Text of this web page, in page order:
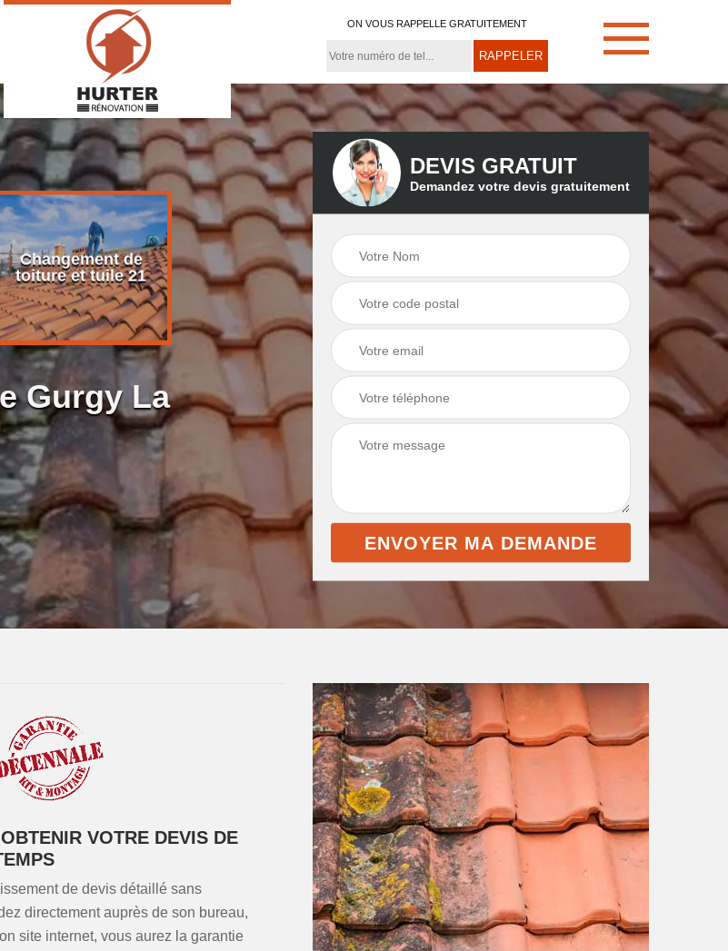
ON VOUS RAPPELLE GRATUITEMENT
Changement de
toiture et tuile 21
Rénovation de
toiture 21
Démoussage de
toiture 21
Couvreur zingueur
21
Gurgy La
DEVIS GRATUIT
Demandez votre devis gratuitement
VOTRE DEVIS DE
de devis détaillé sans
directement auprès de son bureau,
site internet, vous aurez la garantie